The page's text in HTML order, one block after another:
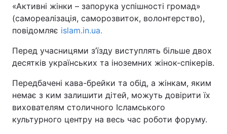
Спорт Наука
Техно і зв'язок
Зброя Інциденти
Здоров'я Туризм
Цікавинки Погода
«Активні жінки – запорука успішності громад»
(самореалізація, саморозвиток, волонтерство),
повідомляє islam.in.ua.
Перед учасницями з’їзду виступлять більше двох
десятків українських та іноземних жінок-спікерів.
Передбачені кава-брейки та обід, а жінкам, яким
немає з ким залишити дітей, можуть довірити їх
вихователям столичного Ісламського
культурного центру на весь час роботи форуму.